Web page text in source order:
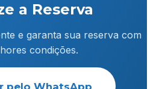
a Reserva
e garanta sua reserva com
condições.
pelo WhatsApp